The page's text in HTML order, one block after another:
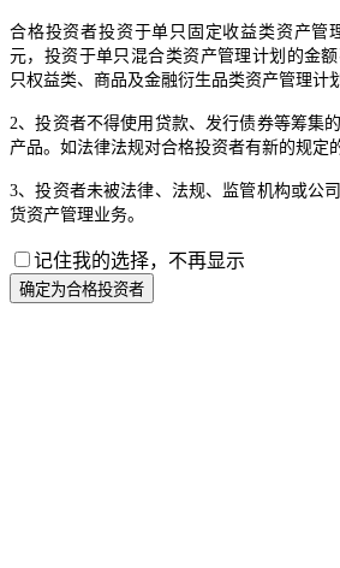
合格投资者投资于单只固定收益类资产管
元，投资于单只混合类资产管理计划的金
只权益类、商品及金融衍生品类资产管理计
2、投资者不得使用贷款、发行债券等筹集
产品。如法律法规对合格投资者有新的规定
3、投资者未被法律、法规、监管机构或公
货资产管理业务。
记住我的选择，不再显示
确定为合格投资者